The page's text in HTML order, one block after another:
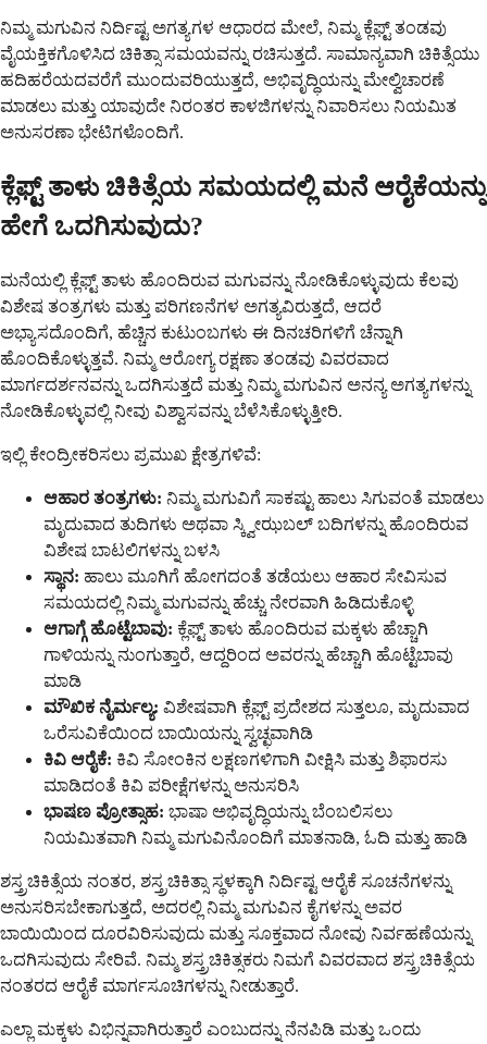
ನಿಮ್ಮ ಮಗುವಿನ ನಿರ್ದಿಷ್ಟ ಅಗತ್ಯಗಳ ಆಧಾರದ ಮೇಲೆ, ನಿಮ್ಮ ಕ್ಲೆಫ್ಟ್ ತಂಡವು
ವೈಯಕ್ತಿಕಗೊಳಿಸಿದ ಚಿಕಿತ್ಸಾ ಸಮಯವನ್ನು ರಚಿಸುತ್ತದೆ. ಸಾಮಾನ್ಯವಾಗಿ ಚಿಕಿತ್ಸೆಯು
ಹದಿಹರೆಯದವರೆಗೆ ಮುಂದುವರಿಯುತ್ತದೆ, ಅಭಿವೃದ್ಧಿಯನ್ನು ಮೇಲ್ವಿಚಾರಣೆ
ಮಾಡಲು ಮತ್ತು ಯಾವುದೇ ನಿರಂತರ ಕಾಳಜಿಗಳನ್ನು ನಿವಾರಿಸಲು ನಿಯಮಿತ
ಅನುಸರಣಾ ಭೇಟಿಗಳೊಂದಿಗೆ.
ಕ್ಲೆಫ್ಟ್ ತಾಳು ಚಿಕಿತ್ಸೆಯ ಸಮಯದಲ್ಲಿ ಮನೆ ಆರೈಕೆಯನ್ನು
ಹೇಗೆ ಒದಗಿಸುವುದು?
ಮನೆಯಲ್ಲಿ ಕ್ಲೆಫ್ಟ್ ತಾಳು ಹೊಂದಿರುವ ಮಗುವನ್ನು ನೋಡಿಕೊಳ್ಳುವುದು ಕೆಲವು
ವಿಶೇಷ ತಂತ್ರಗಳು ಮತ್ತು ಪರಿಗಣನೆಗಳ ಅಗತ್ಯವಿರುತ್ತದೆ, ಆದರೆ
ಅಭ್ಯಾಸದೊಂದಿಗೆ, ಹೆಚ್ಚಿನ ಕುಟುಂಬಗಳು ಈ ದಿನಚರಿಗಳಿಗೆ ಚೆನ್ನಾಗಿ
ಹೊಂದಿಕೊಳ್ಳುತ್ತವೆ. ನಿಮ್ಮ ಆರೋಗ್ಯ ರಕ್ಷಣಾ ತಂಡವು ವಿವರವಾದ
ಮಾರ್ಗದರ್ಶನವನ್ನು ಒದಗಿಸುತ್ತದೆ ಮತ್ತು ನಿಮ್ಮ ಮಗುವಿನ ಅನನ್ಯ ಅಗತ್ಯಗಳನ್ನು
ನೋಡಿಕೊಳ್ಳುವಲ್ಲಿ ನೀವು ವಿಶ್ವಾಸವನ್ನು ಬೆಳೆಸಿಕೊಳ್ಳುತ್ತೀರಿ.
ಇಲ್ಲಿ ಕೇಂದ್ರೀಕರಿಸಲು ಪ್ರಮುಖ ಕ್ಷೇತ್ರಗಳಿವೆ:
ಆಹಾರ ತಂತ್ರಗಳು: ನಿಮ್ಮ ಮಗುವಿಗೆ ಸಾಕಷ್ಟು ಹಾಲು ಸಿಗುವಂತೆ ಮಾಡಲು
ಮೃದುವಾದ ತುದಿಗಳು ಅಥವಾ ಸ್ಕ್ವೀಝಬಲ್ ಬದಿಗಳನ್ನು ಹೊಂದಿರುವ
ವಿಶೇಷ ಬಾಟಲಿಗಳನ್ನು ಬಳಸಿ
ಸ್ಥಾನ: ಹಾಲು ಮೂಗಿಗೆ ಹೋಗದಂತೆ ತಡೆಯಲು ಆಹಾರ ಸೇವಿಸುವ
ಸಮಯದಲ್ಲಿ ನಿಮ್ಮ ಮಗುವನ್ನು ಹೆಚ್ಚು ನೇರವಾಗಿ ಹಿಡಿದುಕೊಳ್ಳಿ
ಆಗಾಗ್ಗೆ ಹೊಟ್ಟೆಬಾವು: ಕ್ಲೆಫ್ಟ್ ತಾಳು ಹೊಂದಿರುವ ಮಕ್ಕಳು ಹೆಚ್ಚಾಗಿ
ಗಾಳಿಯನ್ನು ನುಂಗುತ್ತಾರೆ, ಆದ್ದರಿಂದ ಅವರನ್ನು ಹೆಚ್ಚಾಗಿ ಹೊಟ್ಟೆಬಾವು
ಮಾಡಿ
ಮೌಖಿಕ ನೈರ್ಮಲ್ಯ: ವಿಶೇಷವಾಗಿ ಕ್ಲೆಫ್ಟ್ ಪ್ರದೇಶದ ಸುತ್ತಲೂ, ಮೃದುವಾದ
ಒರೆಸುವಿಕೆಯಿಂದ ಬಾಯಿಯನ್ನು ಸ್ವಚ್ಛವಾಗಿಡಿ
ಕಿವಿ ಆರೈಕೆ: ಕಿವಿ ಸೋಂಕಿನ ಲಕ್ಷಣಗಳಿಗಾಗಿ ವೀಕ್ಷಿಸಿ ಮತ್ತು ಶಿಫಾರಸು
ಮಾಡಿದಂತೆ ಕಿವಿ ಪರೀಕ್ಷೆಗಳನ್ನು ಅನುಸರಿಸಿ
ಭಾಷಣ ಪ್ರೋತ್ಸಾಹ: ಭಾಷಾ ಅಭಿವೃದ್ಧಿಯನ್ನು ಬೆಂಬಲಿಸಲು
ನಿಯಮಿತವಾಗಿ ನಿಮ್ಮ ಮಗುವಿನೊಂದಿಗೆ ಮಾತನಾಡಿ, ಓದಿ ಮತ್ತು ಹಾಡಿ
ಶಸ್ತ್ರಚಿಕಿತ್ಸೆಯ ನಂತರ, ಶಸ್ತ್ರಚಿಕಿತ್ಸಾ ಸ್ಥಳಕ್ಕಾಗಿ ನಿರ್ದಿಷ್ಟ ಆರೈಕೆ ಸೂಚನೆಗಳನ್ನು
ಅನುಸರಿಸಬೇಕಾಗುತ್ತದೆ, ಅದರಲ್ಲಿ ನಿಮ್ಮ ಮಗುವಿನ ಕೈಗಳನ್ನು ಅವರ
ಬಾಯಿಯಿಂದ ದೂರವಿರಿಸುವುದು ಮತ್ತು ಸೂಕ್ತವಾದ ನೋವು ನಿರ್ವಹಣೆಯನ್ನು
ಒದಗಿಸುವುದು ಸೇರಿವೆ. ನಿಮ್ಮ ಶಸ್ತ್ರಚಿಕಿತ್ಸಕರು ನಿಮಗೆ ವಿವರವಾದ ಶಸ್ತ್ರಚಿಕಿತ್ಸೆಯ
ನಂತರದ ಆರೈಕೆ ಮಾರ್ಗಸೂಚಿಗಳನ್ನು ನೀಡುತ್ತಾರೆ.
ಎಲ್ಲಾ ಮಕ್ಕಳು ವಿಭಿನ್ನವಾಗಿರುತ್ತಾರೆ ಎಂಬುದನ್ನು ನೆನಪಿಡಿ ಮತ್ತು ಒಂದು